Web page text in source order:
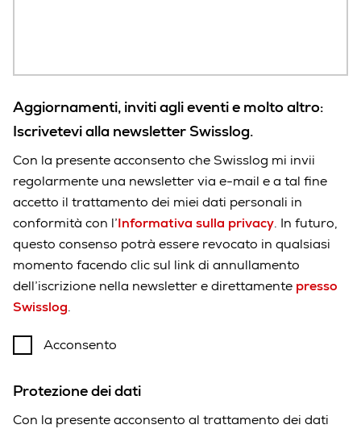
Aggiornamenti, inviti agli eventi e molto altro:
Iscrivetevi alla newsletter Swisslog.
Con la presente acconsento che Swisslog mi invii
regolarmente una newsletter via e-mail e a tal fine
accetto il trattamento dei miei dati personali in
conformità con l’Informativa sulla privacy. In futuro,
questo consenso potrà essere revocato in qualsiasi
momento facendo clic sul link di annullamento
dell’iscrizione nella newsletter e direttamente presso
Swisslog.
Acconsento
Protezione dei dati
Con la presente acconsento al trattamento dei dati